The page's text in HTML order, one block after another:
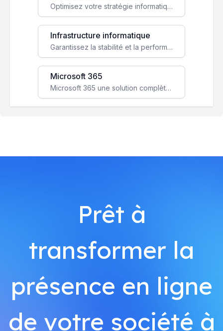
Optimisez votre stratégie informatique avec l'expertise de nos consultants pour améliorer votre efficacité et sécurité.
Infrastructure informatique
Garantissez la stabilité et la performance de votre entreprise avec une infrastructure IT sécurisée et évolutive.
Microsoft 365
Microsoft 365 une solution complète qui booste votre productivité, renforce la sécurité de vos données et facilite la collaboration.
Prêt à
transformer la
présence en ligne
de votre société à